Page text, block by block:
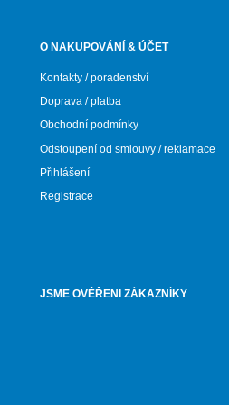
O NAKUPOVÁNÍ & ÚČET
Kontakty / poradenství
Doprava / platba
Obchodní podmínky
Odstoupení od smlouvy / reklamace
Přihlášení
Registrace
JSME OVĚŘENI ZÁKAZNÍKY